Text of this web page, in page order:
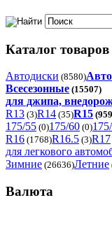
Каталог товаров
Автодиски (8580)
Всесезонные (15507)
для джипа,
R13 (3)R14 (35)R15
175/55 (0)175/60 (0)
R16 (1768)R16.5 (3)R17
для легкового
Зимние (26636)Летние
Валюта